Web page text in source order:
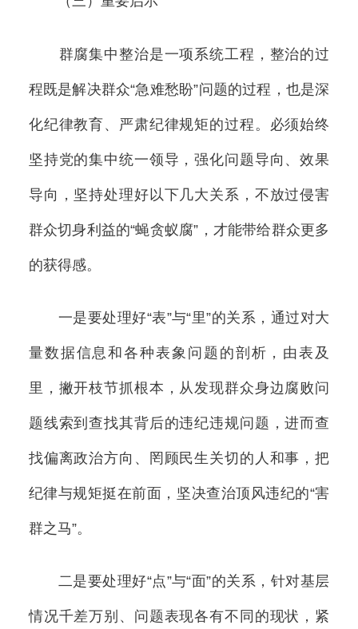
群腐集中整治是一项系统工程，整治的过
程既是解决群众“急难愁盼”问题的过程，也是深
化纪律教育、严肃纪律规矩的过程。必须始终
坚持党的集中统一领导，强化问题导向、效果
导向，坚持处理好以下几大关系，不放过侵害
群众切身利益的“蝇贪蚁腐”，才能带给群众更多
的获得感。
一是要处理好“表”与“里”的关系，通过对大
量数据信息和各种表象问题的剖析，由表及
里，撇开枝节抓根本，从发现群众身边腐败问
题线索到查找其背后的违纪违规问题，进而查
找偏离政治方向、罔顾民生关切的人和事，把
纪律与规矩挺在前面，坚决查治顶风违纪的“害
群之马”。
二是要处理好“点”与“面”的关系，针对基层
情况千差万别、问题表现各有不同的现状，紧